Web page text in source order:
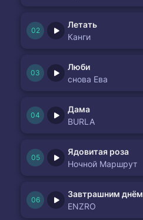
Летать
Канги
Люби
снова Ева
Дама
BURLA
Ядовитая роза
Ночной Маршрут
Завтрашним днём
ENZRO